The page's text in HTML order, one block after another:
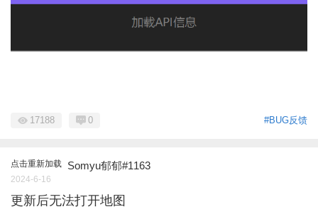
#BUG反馈
17188 0
点击重新加载 Somyu郁郁#1163
2024-6-16
更新后无法打开地图